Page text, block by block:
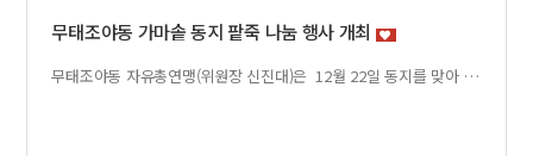
무태조야동 가마솥 동지 팥죽 나눔 행사 개최
무태조야동 자유총연맹(위원장 신진대)은 12월 22일 동지를 맞아 ‘가마솥 동지팥죽 나눔행사’를 진행하며 가마솥에 정성껏 쑨 팥죽과 시루떡, 과일등을 준비하여 관내 저소득 50세대에 전달하였습니다.